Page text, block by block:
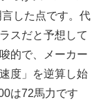
した点です。代
スだと予想して
的で、メーカー
度」を逆算し始
は72馬力です